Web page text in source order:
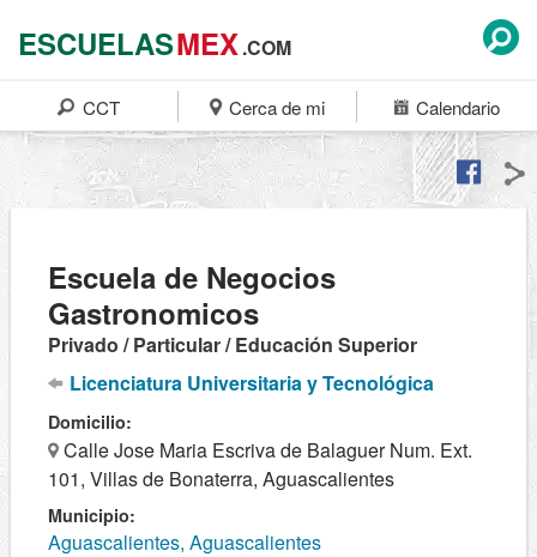
ESCUELASMEX.COM
CCT Cerca de mi Calendario
Escuela de Negocios
Gastronomicos
Privado / Particular / Educación Superior
Licenciatura Universitaria y Tecnológica
Domicilio:
Calle Jose Maria Escriva de Balaguer Num. Ext.
101, Villas de Bonaterra, Aguascalientes
Municipio:
Aguascalientes, Aguascalientes